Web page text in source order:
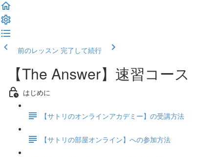
前のレッスン 完了して続行
【The Answer】速習コース
はじめに
【サトリのオンラインアカデミー】の受講方法
【サトリの部屋オンライン】への参加方法